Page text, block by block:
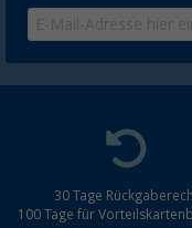
30 Tage
100 Tage für